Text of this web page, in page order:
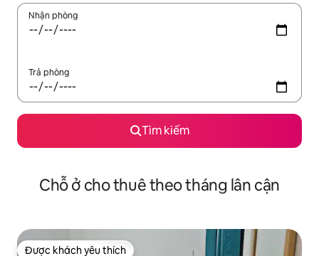
Nhận phòng
Trả phòng
Tìm kiếm
Chỗ ở cho thuê theo tháng lân cận
Được khách yêu thích